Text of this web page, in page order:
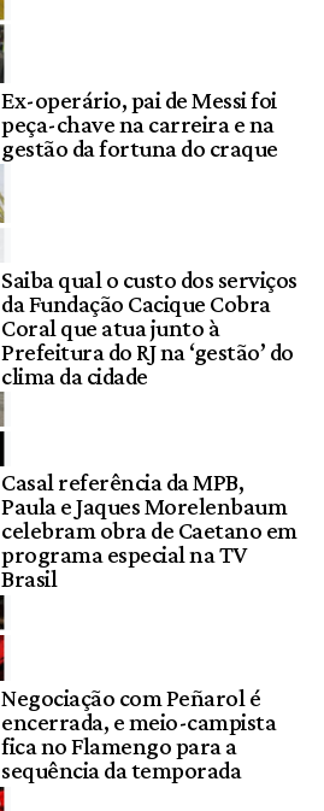
Ex-operário, pai de Messi foi
peça-chave na carreira e na
gestão da fortuna do craque
Saiba qual o custo dos serviços
da Fundação Cacique Cobra
Coral que atua junto à
Prefeitura do RJ na ‘gestão’ do
clima da cidade
Casal referência da MPB,
Paula e Jaques Morelenbaum
celebram obra de Caetano em
programa especial na TV
Brasil
Negociação com Peñarol é
encerrada, e meio-campista
fica no Flamengo para a
sequência da temporada